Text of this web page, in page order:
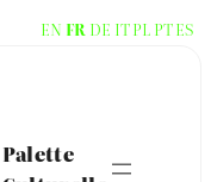
Palette
EN FR DE ITPL PTES